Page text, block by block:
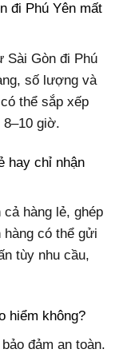
đi Phú Yên mất
Gòn đi Phú
số lượng và
thể sắp xếp
8–10 giờ.
hay chỉ nhận
hàng lẻ, ghép
hàng có thể gửi
tùy nhu cầu,
hiểm không?
đảm an toàn.